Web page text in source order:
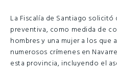
La Fiscalía de Santiago
preventiva, como medida de
hombres y una mujer a los que
numerosos crímenes en
esta provincia, incluyendo el